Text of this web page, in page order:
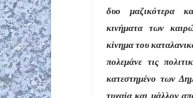
δυο μαζικότερα
κινήματα των
κίνημα του
πολεμάνε τις
κατεστημένο των
τυχαία και μάλλον